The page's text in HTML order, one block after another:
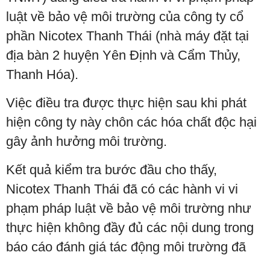
luật về bảo vệ môi trường của công ty cổ
phần Nicotex Thanh Thái (nhà máy đặt tại
địa bàn 2 huyện Yên Định và Cẩm Thủy,
Thanh Hóa).
Việc điều tra được thực hiện sau khi phát
hiện công ty này chôn các hóa chất độc hại
gây ảnh hưởng môi trường.
Kết quả kiểm tra bước đầu cho thấy,
Nicotex Thanh Thái đã có các hành vi vi
phạm pháp luật về bảo vệ môi trường như
thực hiện không đầy đủ các nội dung trong
báo cáo đánh giá tác động môi trường đã